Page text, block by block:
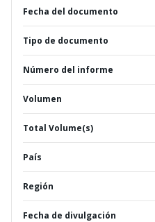
Fecha del documento
Tipo de documento
Número del informe
Volumen
Total Volume(s)
País
Región
Fecha de divulgación